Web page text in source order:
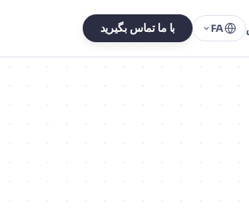
FA با ما تماس بگیرید